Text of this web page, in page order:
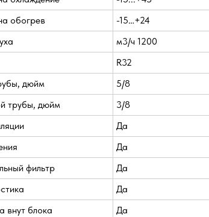
обогрев
-15…+24
м3/ч 1200
R32
дюйм
5/8
трубы, дюйм
3/8
Да
Да
фильтр
Да
Да
внут блока
Да